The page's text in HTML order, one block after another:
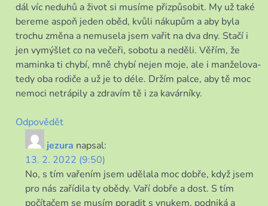
dál víc neduhů a život si musíme přizpůsobit. My už také
bereme aspoň jeden oběd, kvůli nákupům a aby byla
trochu změna a nemusela jsem vařit na dva dny. Stačí i
jen vymýšlet co na večeři, sobotu a neděli. Věřím, že
maminka ti chybí, mně chybí nejen moje, ale i manželova-
tedy oba rodiče a už je to déle. Držím palce, aby tě moc
nemoci netrápily a zdravím tě i za kavárníky.
Odpovědět
jezura napsal:
13. 2. 2022 (9:50)
No, s tím vařením jsem udělala moc dobře, když jsem
pro nás zařídila ty obědy. Vaří dobře a dost. S tím
počítačem se musím poradit s vnukem, podniká a